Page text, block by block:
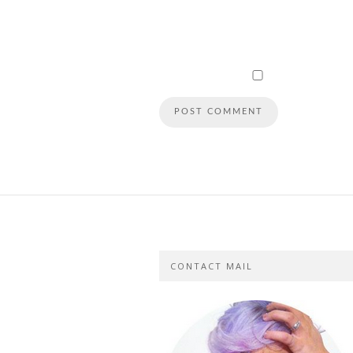
CONTACT MAIL